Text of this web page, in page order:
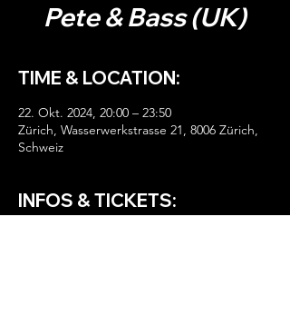
Pete & Bass (UK)
TIME & LOCATION:
22. Okt. 2024, 20:00 – 23:50
Zürich, Wasserwerkstrasse 21, 8006 Zürich,
Schweiz
INFOS & TICKETS: